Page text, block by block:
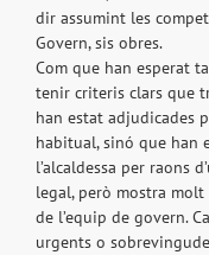
dir assumint les
Govern, sis obres.
Com que han esperat
tenir criteris clars que
han estat adjudicades
habitual, sinó que han
l’alcaldessa per raons
legal, però mostra
de l’equip de govern.
urgents o